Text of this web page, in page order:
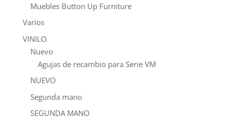
Muebles Button Up Furniture
Varios
VINILO
Nuevo
Agujas de recambio para Serie VM
NUEVO
Segunda mano
SEGUNDA MANO